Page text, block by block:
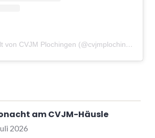
Ein Beitrag geteilt von CVJM Plochingen (@cvjmplochingen)
am CVJM-Häusle
2026